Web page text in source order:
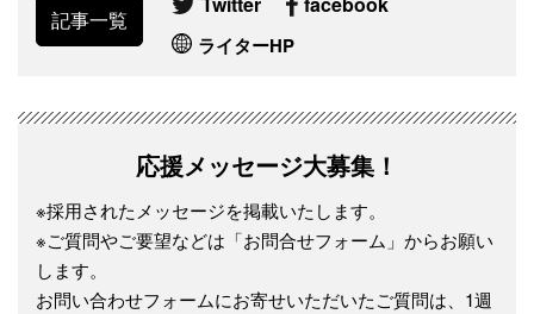
記事一覧
ライターHP
応援メッセージ大募集！
※採用されたメッセージを掲載いたします。
※ご質問やご要望などは「お問合せフォーム」からお願い
します。
お問い合わせフォームにお寄せいただいたご質問は、1週